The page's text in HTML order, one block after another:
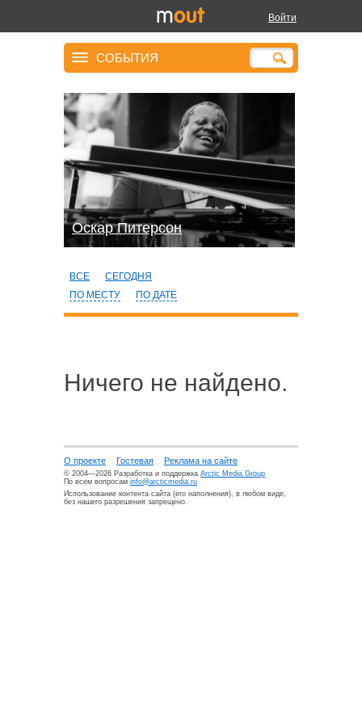
Войти
СОБЫТИЯ
Оскар Питерсон
ВСЕ
СЕГОДНЯ
ПО МЕСТУ
ПО ДАТЕ
Ничего не найдено.
О проекте Гостевая Реклама на сайте
© 2004—2026 Разработка и поддержка Arctic Media Group
По всем вопросам info@arcticmedia.ru
Использование контента сайта (его наполнения), в любом виде,
без нашего разрешения запрещено.